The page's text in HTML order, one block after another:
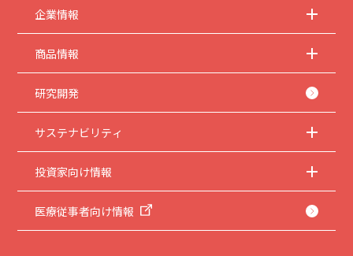
企業情報
商品情報
研究開発
サステナビリティ
投資家向け情報
医療従事者向け情報